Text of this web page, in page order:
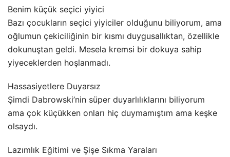
Benim küçük seçici yiyici
Bazı çocukların seçici yiyiciler olduğunu biliyorum, ama
oğlumun çekiciliğinin bir kısmı duygusallıktan, özellikle
dokunuştan geldi. Mesela kremsi bir dokuya sahip
yiyeceklerden hoşlanmadı.
Hassasiyetlere Duyarsız
Şimdi Dabrowski’nin süper duyarlılıklarını biliyorum
ama çok küçükken onları hiç duymamıştım ama keşke
olsaydı.
Lazımlık Eğitimi ve Şişe Sıkma Yaraları